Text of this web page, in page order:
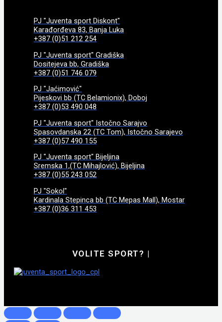
PJ "Juventa sport Diskont"
Karađorđeva 83, Banja Luka
+387 (0)51 212 254
PJ "Juventa sport" Gradiška
Dositejeva bb, Gradiška
+387 (0)51 746 079
PJ "Jaćimović"
Pijeskovi bb (TC Belamionix), Doboj
+387 (0)53 490 048
PJ "Juventa sport" Istočno Sarajvo
Spasovdanska 22 (TC Tom), Istočno Sarajevo
+387 (0)57 490 155
PJ "Juventa sport" Bijeljina
Sremska 1,(TC Mihajlović), Bijeljina
+387 (0)55 243 052
PJ "Sokol"
Kardinala Stepinca bb (TC Mepas Mall), Mostar
+387 (0)36 311 453
VOLITE SPORT? |